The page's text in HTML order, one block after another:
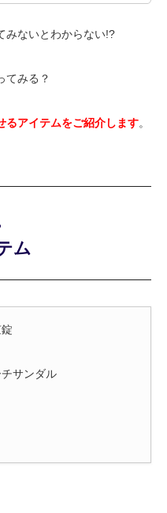
みないとわからない!?
てみる？
るアイテムをご紹介します。
ム
サンダル